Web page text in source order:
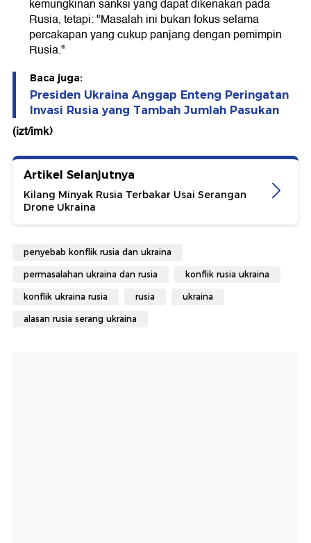
kemungkinan sanksi yang dapat dikenakan pada
Rusia, tetapi: "Masalah ini bukan fokus selama
percakapan yang cukup panjang dengan pemimpin
Rusia."
Baca juga:
Presiden Ukraina Anggap Enteng Peringatan
Invasi Rusia yang Tambah Jumlah Pasukan
(izt/imk)
Artikel Selanjutnya
Kilang Minyak Rusia Terbakar Usai Serangan
Drone Ukraina
penyebab konflik rusia dan ukraina
permasalahan ukraina dan rusia konflik rusia ukraina
konflik ukraina rusia rusia ukraina
alasan rusia serang ukraina